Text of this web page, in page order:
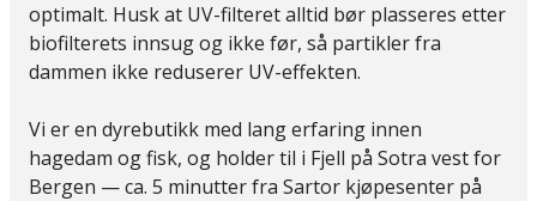
optimalt. Husk at UV-filteret alltid bør plasseres etter
biofilterets innsug og ikke før, så partikler fra
dammen ikke reduserer UV-effekten.
Vi er en dyrebutikk med lang erfaring innen
hagedam og fisk, og holder til i Fjell på Sotra vest for
Bergen — ca. 5 minutter fra Sartor kjøpesenter på